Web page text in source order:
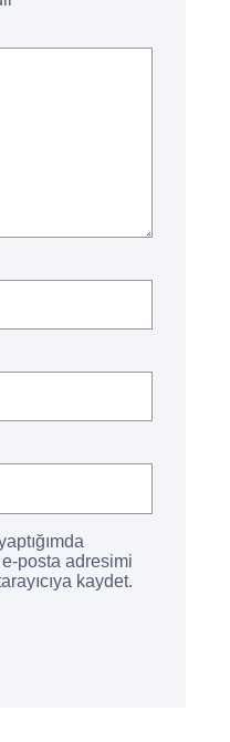
e-posta adresimi
kaydet.